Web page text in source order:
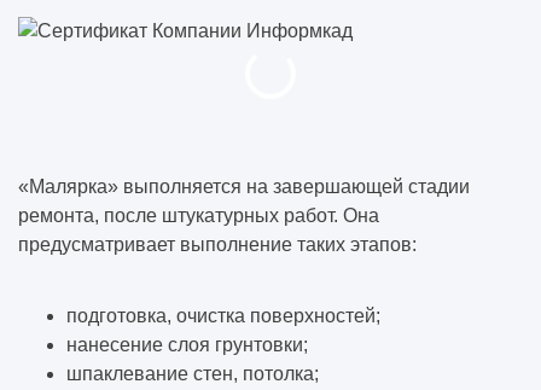
«Малярка» выполняется на завершающей стадии
ремонта, после штукатурных работ. Она
предусматривает выполнение таких этапов:
подготовка, очистка поверхностей;
нанесение слоя грунтовки;
шпаклевание стен, потолка;